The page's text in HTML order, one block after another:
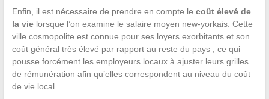
Enfin, il est nécessaire de prendre en compte le coût élevé de
la vielorsque l’on examine le salaire moyen new-yorkais. Cette
ville cosmopolite est connue pour ses loyers exorbitants et son
coût général très élevé par rapport au reste du pays ; ce qui
pousse forcément les employeurs locaux à ajuster leurs grilles
de rémunération afin qu’elles correspondent au niveau du coût
de vie local.